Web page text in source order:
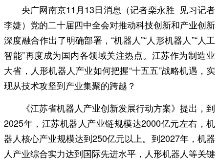
央广网南京11月13日消息（记者栾永胜 见习记者
李婕）党的二十届四中全会对推动科技创新和产业创新
深度融合作出了明确部署，“机器人”“人形机器人”“人工
智能”再度成为国内各领域关注热点。江苏作为制造业
大省，人形机器人产业如何把握“十五五”战略机遇，实
现从技术攻坚到产业集聚的跨越？
《江苏省机器人产业创新发展行动方案》提出，到
2025年，江苏机器人产业链规模达2000亿元左右，机
器人核心产业规模达到250亿元以上。到2027年，机器
人产业综合实力达到国际先进水平，人形机器人等关键